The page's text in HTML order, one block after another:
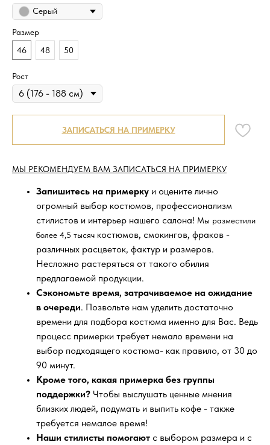
Серый
Размер
46
48 50
Рост
ЗАПИСАТЬСЯ НА ПРИМЕРКУ
МЫ РЕКОМЕНДУЕМ ВАМ ЗАПИСАТЬСЯ НА ПРИМЕРКУ
Запишитесь на примерку и оцените лично
огромный выбор костюмов, профессионализм
стилистов и интерьер нашего салона! Мы разместили
более 4,5 тысяч костюмов, смокингов, фраков -
различных расцветок, фактур и размеров.
Несложно растеряться от такого обилия
предлагаемой продукции.
Сэкономьте время, затрачиваемое на ожидание
в очереди. Позвольте нам уделить достаточно
времени для подбора костюма именно для Вас. Ведь
процесс примерки требует немало времени на
выбор подходящего костюма- как правило, от 30 до
90 минут.
Кроме того, какая примерка без группы
поддержки? Чтобы выслушать ценные мнения
близких людей, подумать и выпить кофе - также
требуется немалое время!
Наши стилисты помогают с выбором размера и с